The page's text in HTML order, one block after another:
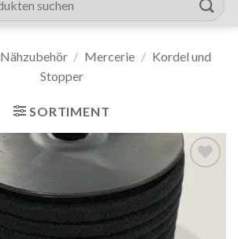
Nähzubehör / Mercerie / Kordel und
Stopper
SORTIMENT
Auf die
Wunschliste